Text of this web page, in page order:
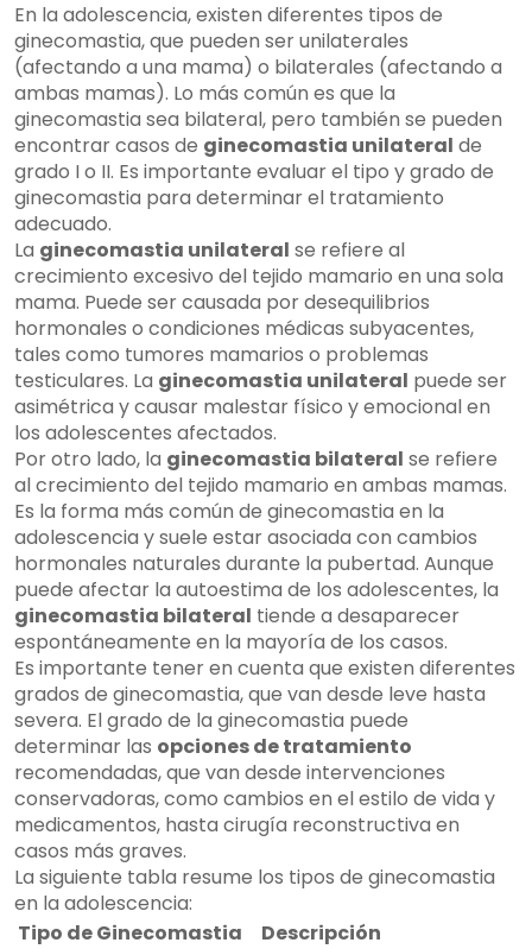
En la adolescencia, existen diferentes tipos de
ginecomastia, que pueden ser unilaterales
(afectando a una mama) o bilaterales (afectando a
ambas mamas). Lo más común es que la
ginecomastia sea bilateral, pero también se pueden
encontrar casos de ginecomastia unilateral de
grado I o II. Es importante evaluar el tipo y grado de
ginecomastia para determinar el tratamiento
adecuado.
La ginecomastia unilateral se refiere al
crecimiento excesivo del tejido mamario en una sola
mama. Puede ser causada por desequilibrios
hormonales o condiciones médicas subyacentes,
tales como tumores mamarios o problemas
testiculares. La ginecomastia unilateral puede ser
asimétrica y causar malestar físico y emocional en
los adolescentes afectados.
Por otro lado, la ginecomastia bilateral se refiere
al crecimiento del tejido mamario en ambas mamas.
Es la forma más común de ginecomastia en la
adolescencia y suele estar asociada con cambios
hormonales naturales durante la pubertad. Aunque
puede afectar la autoestima de los adolescentes, la
ginecomastia bilateral tiende a desaparecer
espontáneamente en la mayoría de los casos.
Es importante tener en cuenta que existen diferentes
grados de ginecomastia, que van desde leve hasta
severa. El grado de la ginecomastia puede
determinar las opciones de tratamiento
recomendadas, que van desde intervenciones
conservadoras, como cambios en el estilo de vida y
medicamentos, hasta cirugía reconstructiva en
casos más graves.
La siguiente tabla resume los tipos de ginecomastia
en la adolescencia:
Tipo de Ginecomastia
Descripción